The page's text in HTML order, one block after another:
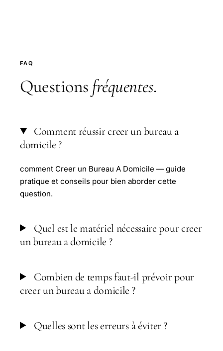
FAQ
Questions fréquentes.
Comment réussir creer un bureau a
domicile ?
comment Creer un Bureau A Domicile — guide
pratique et conseils pour bien aborder cette
question.
Quel est le matériel nécessaire pour creer
un bureau a domicile ?
Combien de temps faut-il prévoir pour
creer un bureau a domicile ?
Quelles sont les erreurs à éviter ?